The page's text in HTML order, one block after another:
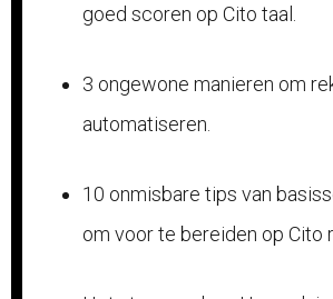
goed scoren op Cito taal.
3 ongewone manieren om
automatiseren.
10 onmisbare tips van
om voor te bereiden op Cito